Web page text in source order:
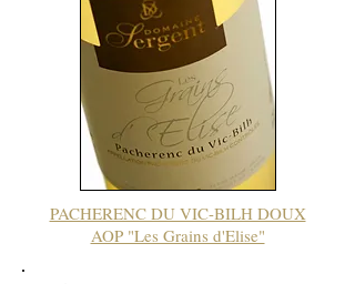
PACHERENC DU VIC-BILH DOUX
AOP "Les Grains d'Elise"